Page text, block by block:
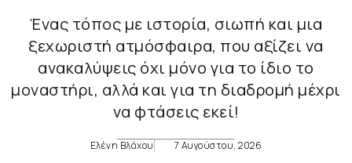
Ένας τόπος με ιστορία, σιωπή και μια
ξεχωριστή ατμόσφαιρα, που αξίζει να
ανακαλύψεις όχι μόνο για το ίδιο το
μοναστήρι, αλλά και για τη διαδρομή μέχρι
να φτάσεις εκεί!
Ελένη Βλάχου 7 Αυγούστου, 2026